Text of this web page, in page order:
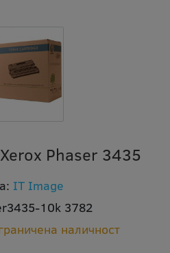
Phaser 3435
IT Image
10k 3782
наличност